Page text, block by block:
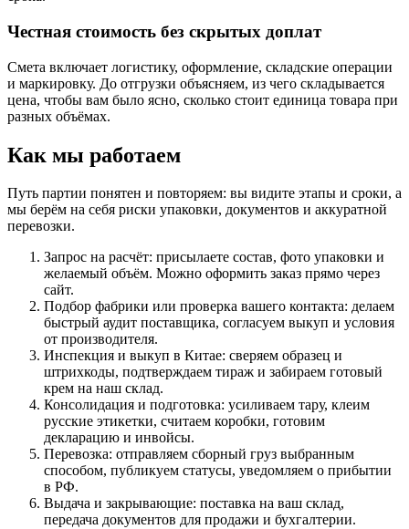
Честная стоимость без скрытых доплат
Смета включает логистику, оформление, складские операции
и маркировку. До отгрузки объясняем, из чего складывается
цена, чтобы вам было ясно, сколько стоит единица товара при
разных объёмах.
Как мы работаем
Путь партии понятен и повторяем: вы видите этапы и сроки, а
мы берём на себя риски упаковки, документов и аккуратной
перевозки.
Запрос на расчёт: присылаете состав, фото упаковки и
желаемый объём. Можно оформить заказ прямо через
сайт.
Подбор фабрики или проверка вашего контакта: делаем
быстрый аудит поставщика, согласуем выкуп и условия
от производителя.
Инспекция и выкуп в Китае: сверяем образец и
штрихкоды, подтверждаем тираж и забираем готовый
крем на наш склад.
Консолидация и подготовка: усиливаем тару, клеим
русские этикетки, считаем коробки, готовим
декларацию и инвойсы.
Перевозка: отправляем сборный груз выбранным
способом, публикуем статусы, уведомляем о прибытии
в РФ.
Выдача и закрывающие: поставка на ваш склад,
передача документов для продажи и бухгалтерии.